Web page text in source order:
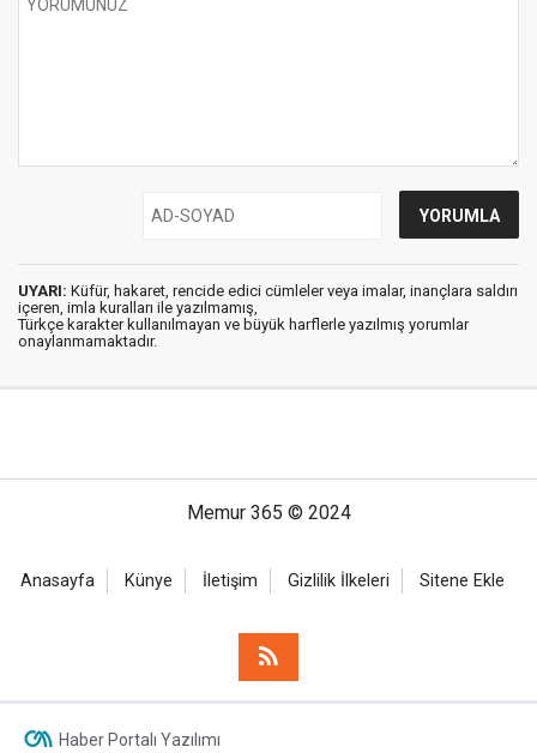
UYARI: Küfür, hakaret, rencide edici cümleler veya imalar, inançlara saldırı
içeren, imla kuralları ile yazılmamış,
Türkçe karakter kullanılmayan ve büyük harflerle yazılmış yorumlar
onaylanmamaktadır.
Memur 365 © 2024
Anasayfa Künye İletişim Gizlilik İlkeleri Sitene Ekle
Haber Portalı Yazılımı